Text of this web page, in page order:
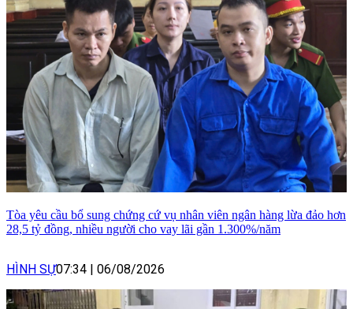
Tòa yêu cầu bổ sung chứng cứ vụ nhân viên ngân hàng lừa đảo hơn
28,5 tỷ đồng, nhiều người cho vay lãi gần 1.300%/năm
HÌNH SỰ07:34 06/08/2026